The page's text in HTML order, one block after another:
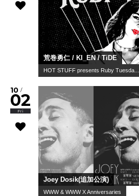
荒巻勇仁 / KI_EN / TiDE
HOT STUFF presents Ruby Tuesda...
10 /
02
Fri
Joey Dosik(追加公演)
WWW & WWW X Anniversaries